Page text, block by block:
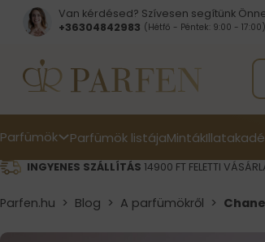
Van kérdésed? Szívesen segítünk
+36304842983 (Hétfő - Péntek: 9:00 - 17:00)
Parfümök Parfümök listájaMinták
INGYENES SZÁLLÍTÁS 14900 FT FELETTI
Parfen.hu > Blog > A parfümökről >